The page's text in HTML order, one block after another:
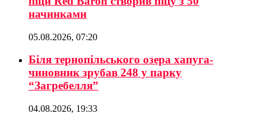
начинками
05.08.2026, 07:20
Біля тернопільського озера хапуга-
чиновник зрубав 248 у парку
“Загребелля”
04.08.2026, 19:33